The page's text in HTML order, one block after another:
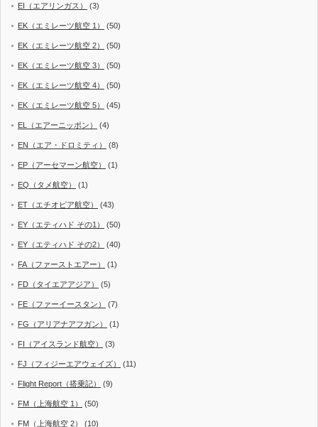
EI（エアリンガス） (3)
EK（エミレーツ航空 1） (50)
EK（エミレーツ航空 2） (50)
EK（エミレーツ航空 3） (50)
EK（エミレーツ航空 4） (50)
EK（エミレーツ航空 5） (45)
EL（エアーニッポン） (4)
EN（エア・ドロミティ） (8)
EP（アーセマーン航空） (1)
EQ（タメ航空） (1)
ET（エチオピア航空） (43)
EY（エティハド その1） (50)
EY（エティハド その2） (40)
FA（ファーストエアー） (1)
FD（タイエアアジア） (5)
FE（ファーイースタン） (7)
FG（アリアナアフガン） (1)
FI（アイスランド航空） (3)
FJ（フィジーエアウェイズ） (11)
Flight Report（搭乗記） (9)
FM（上海航空 1） (50)
FM（上海航空 2） (10)